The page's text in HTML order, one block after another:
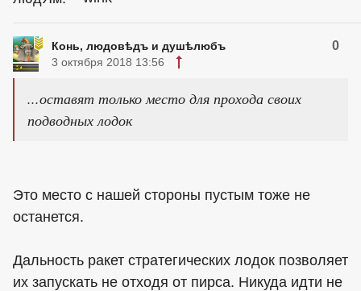
Конь, людовѣдъ и душѣлюбъ 0
3 октября 2018 13:56
...оставят только место для прохода своих
подводных лодок
Это место с нашей стороны пустым тоже не
останется.
Дальность ракет стратегических лодок позволяет
их запускать не отходя от пирса. Никуда идти не